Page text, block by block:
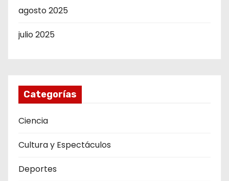
agosto 2025
julio 2025
Categorías
Ciencia
Cultura y Espectáculos
Deportes